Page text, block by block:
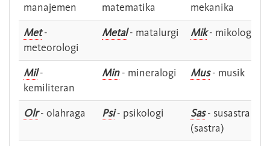
manajemen
matematika
mekanika
Met-
meteorologi
Metal- matalurgi Mik- mikologi
Mil-
kemiliteran
Min- mineralogi Mus- musik
Olr- olahraga Psi- psikologi Sas- susastra -
(sastra)